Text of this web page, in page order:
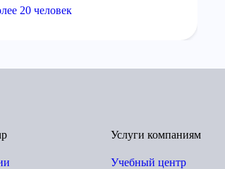
20 человек
Услуги компаниям
Учебный центр